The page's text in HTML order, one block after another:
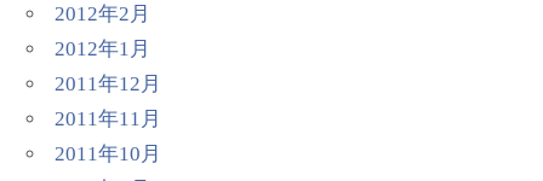
2012年2月
2012年1月
2011年12月
2011年11月
2011年10月